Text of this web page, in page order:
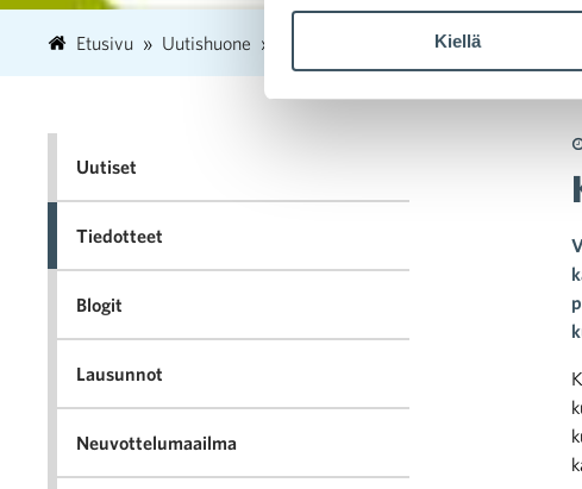
Kiellä
Etusivu Uutishuone 7 Kaupan
Uutiset
Tiedotteet
Blogit
Lausunnot
Neuvottelumaailma